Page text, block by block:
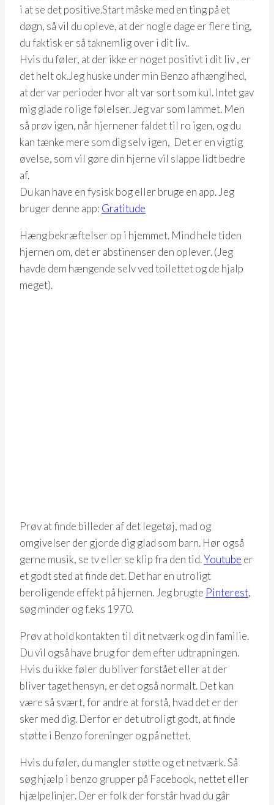
i at se det positive.Start måske med en ting på et
døgn, så vil du opleve, at der nogle dage er flere ting,
du faktisk er så taknemlig over i dit liv..
Hvis du føler, at der ikke er noget positivt i dit liv , er
det helt ok.Jeg huske under min Benzo afhængihed,
at der var perioder hvor alt var sort som kul. Intet gav
mig glade rolige følelser. Jeg var som lammet. Men
så prøv igen, når hjernener faldet til ro igen, og du
kan tænke mere som dig selv igen, Det er en vigtig
øvelse, som vil gøre din hjerne vil slappe lidt bedre
af.
Du kan have en fysisk bog eller bruge en app. Jeg
bruger denne app: Gratitude
Hæng bekræftelser op i hjemmet. Mind hele tiden
hjernen om, det er abstinenser den oplever. (Jeg
havde dem hængende selv ved toilettet og de hjalp
meget).
Prøv at finde billeder af det legetøj, mad og
omgivelser der gjorde dig glad som barn. Hør også
gerne musik, se tv eller se klip fra den tid.Youtube er
et godt sted at finde det. Det har en utroligt
beroligende effekt på hjernen. Jeg brugte Pinterest,
søg minder og f.eks 1970.
Prøv at hold kontakten til dit netværk og din familie.
Du vil også have brug for dem efter udtrapningen.
Hvis du ikke føler du bliver forstået eller at der
bliver taget hensyn, er det også normalt. Det kan
være så svært, for andre at forstå, hvad det er der
sker med dig. Derfor er det utroligt godt, at finde
støtte i Benzo foreninger og på nettet.
Hvis du føler, du mangler støtte og et netværk. Så
søg hjælp i benzo grupper på Facebook, nettet eller
hjælpelinjer. Der er folk der forstår hvad du går